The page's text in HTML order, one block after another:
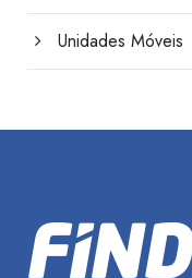
Unidades Móveis